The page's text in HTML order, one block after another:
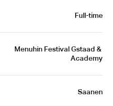
Full-time
Menuhin Festival Gstaad &
Academy
Saanen